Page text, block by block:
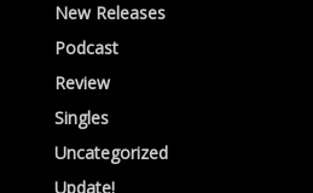
New Releases
Podcast
Review
Singles
Uncategorized
Update!